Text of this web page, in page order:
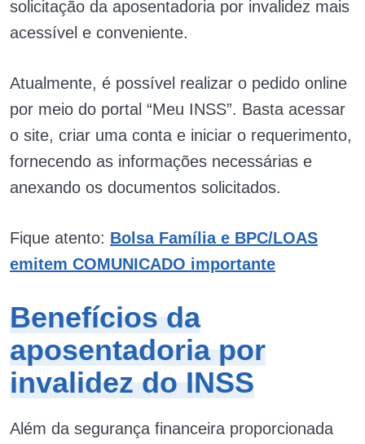
solicitação da aposentadoria por invalidez mais
acessível e conveniente.
Atualmente, é possível realizar o pedido online
por meio do portal “Meu INSS”. Basta acessar
o site, criar uma conta e iniciar o requerimento,
fornecendo as informações necessárias e
anexando os documentos solicitados.
Fique atento: Bolsa Família e BPC/LOAS
emitem COMUNICADO importante
Benefícios da
aposentadoria por
invalidez do INSS
Além da segurança financeira proporcionada